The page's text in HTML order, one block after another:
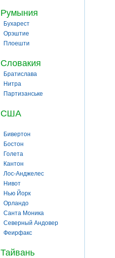
Румыния
Бухарест
Орэштие
Плоешти
Словакия
Братислава
Нитра
Партизанське
США
Бивертон
Бостон
Голета
Кантон
Лос-Анджелес
Нивот
Нью Йорк
Орландо
Санта Моника
Северный Андовер
Феирфакс
Тайвань